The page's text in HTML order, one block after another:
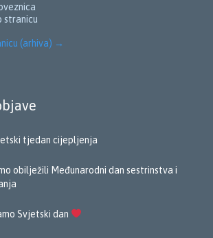
stranicu
(arhiva) →
tjedan cijepljenja
obilježili Međunarodni dan sestrinstva i
Svjetski dan